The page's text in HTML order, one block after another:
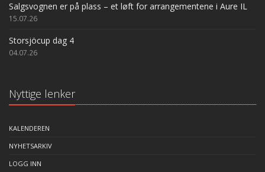
Salgsvognen er på plass – et løft for arrangementene i Aure IL
15.07.26
Storsjöcup dag 4
04.07.26
Nyttige lenker
KALENDEREN
NYHETSARKIV
LOGG INN